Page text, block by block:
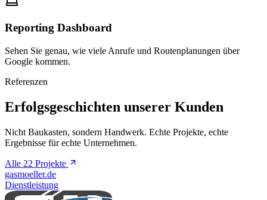
Reporting Dashboard
Sehen Sie genau, wie viele Anrufe und Routenplanungen über
Google kommen.
Referenzen
Erfolgsgeschichten unserer Kunden
Nicht Baukasten, sondern Handwerk. Echte Projekte, echte
Ergebnisse für echte Unternehmen.
Alle 22 Projekte
gasmoeller.de
Dienstleistung